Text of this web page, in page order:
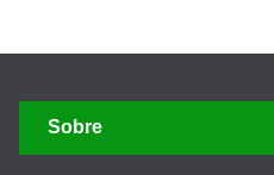
Sobre